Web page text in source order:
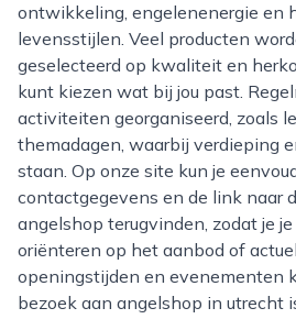
ontwikkeling, engelenenergie en
levensstijlen. Veel producten
geselecteerd op kwaliteit en
kunt kiezen wat bij jou past.
activiteiten georganiseerd, zoals
themadagen, waarbij verdieping
staan. Op onze site kun je
contactgegevens en de link naar
angelshop terugvinden, zodat je
oriënteren op het aanbod of
openingstijden en evenementen
bezoek aan angelshop in utrecht